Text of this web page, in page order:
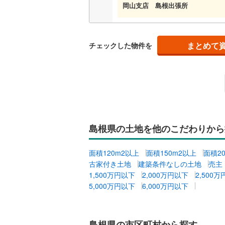
岡山支店 島根出張所
チェックした物件を まとめて
島根県の土地を他のこだわりか
面積120m2以上 面積150m2以上
面積
古家付き土地
建築条件なしの土地
売主
1,500万円以下
2,000万円以下
2,500万
5,000万円以下
6,000万円以下